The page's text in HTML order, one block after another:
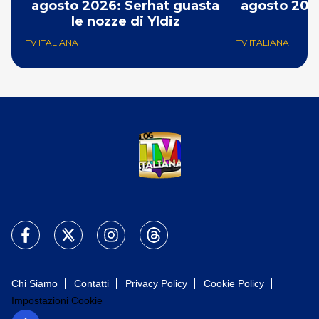
agosto 2026: Serhat guasta
le nozze di Yldiz
TV ITALIANA
agosto
TV ITALIANA
Chi Siamo Contatti Privacy Policy
Cookie Policy
Impostazioni Cookie